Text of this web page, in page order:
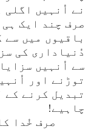
نے اُنہیں اگلی
صرف چند ایک
باقیوں میں سے
دُنیاداری کی
سے اُنہیں
توڑنے اور
تبدیل کرنے کے
چاہیے!
صرف خُدا